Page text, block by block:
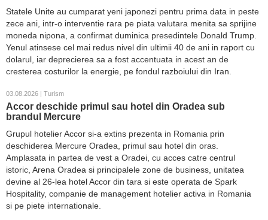
Statele Unite au cumparat yeni japonezi pentru prima data in peste
zece ani, intr-o interventie rara pe piata valutara menita sa sprijine
moneda nipona, a confirmat duminica presedintele Donald Trump.
Yenul atinsese cel mai redus nivel din ultimii 40 de ani in raport cu
dolarul, iar deprecierea sa a fost accentuata in acest an de
cresterea costurilor la energie, pe fondul razboiului din Iran.
03.08.2026 | Turism
Accor deschide primul sau hotel din Oradea sub
brandul Mercure
Grupul hotelier Accor si-a extins prezenta in Romania prin
deschiderea Mercure Oradea, primul sau hotel din oras.
Amplasata in partea de vest a Oradei, cu acces catre centrul
istoric, Arena Oradea si principalele zone de business, unitatea
devine al 26-lea hotel Accor din tara si este operata de Spark
Hospitality, companie de management hotelier activa in Romania
si pe piete internationale.